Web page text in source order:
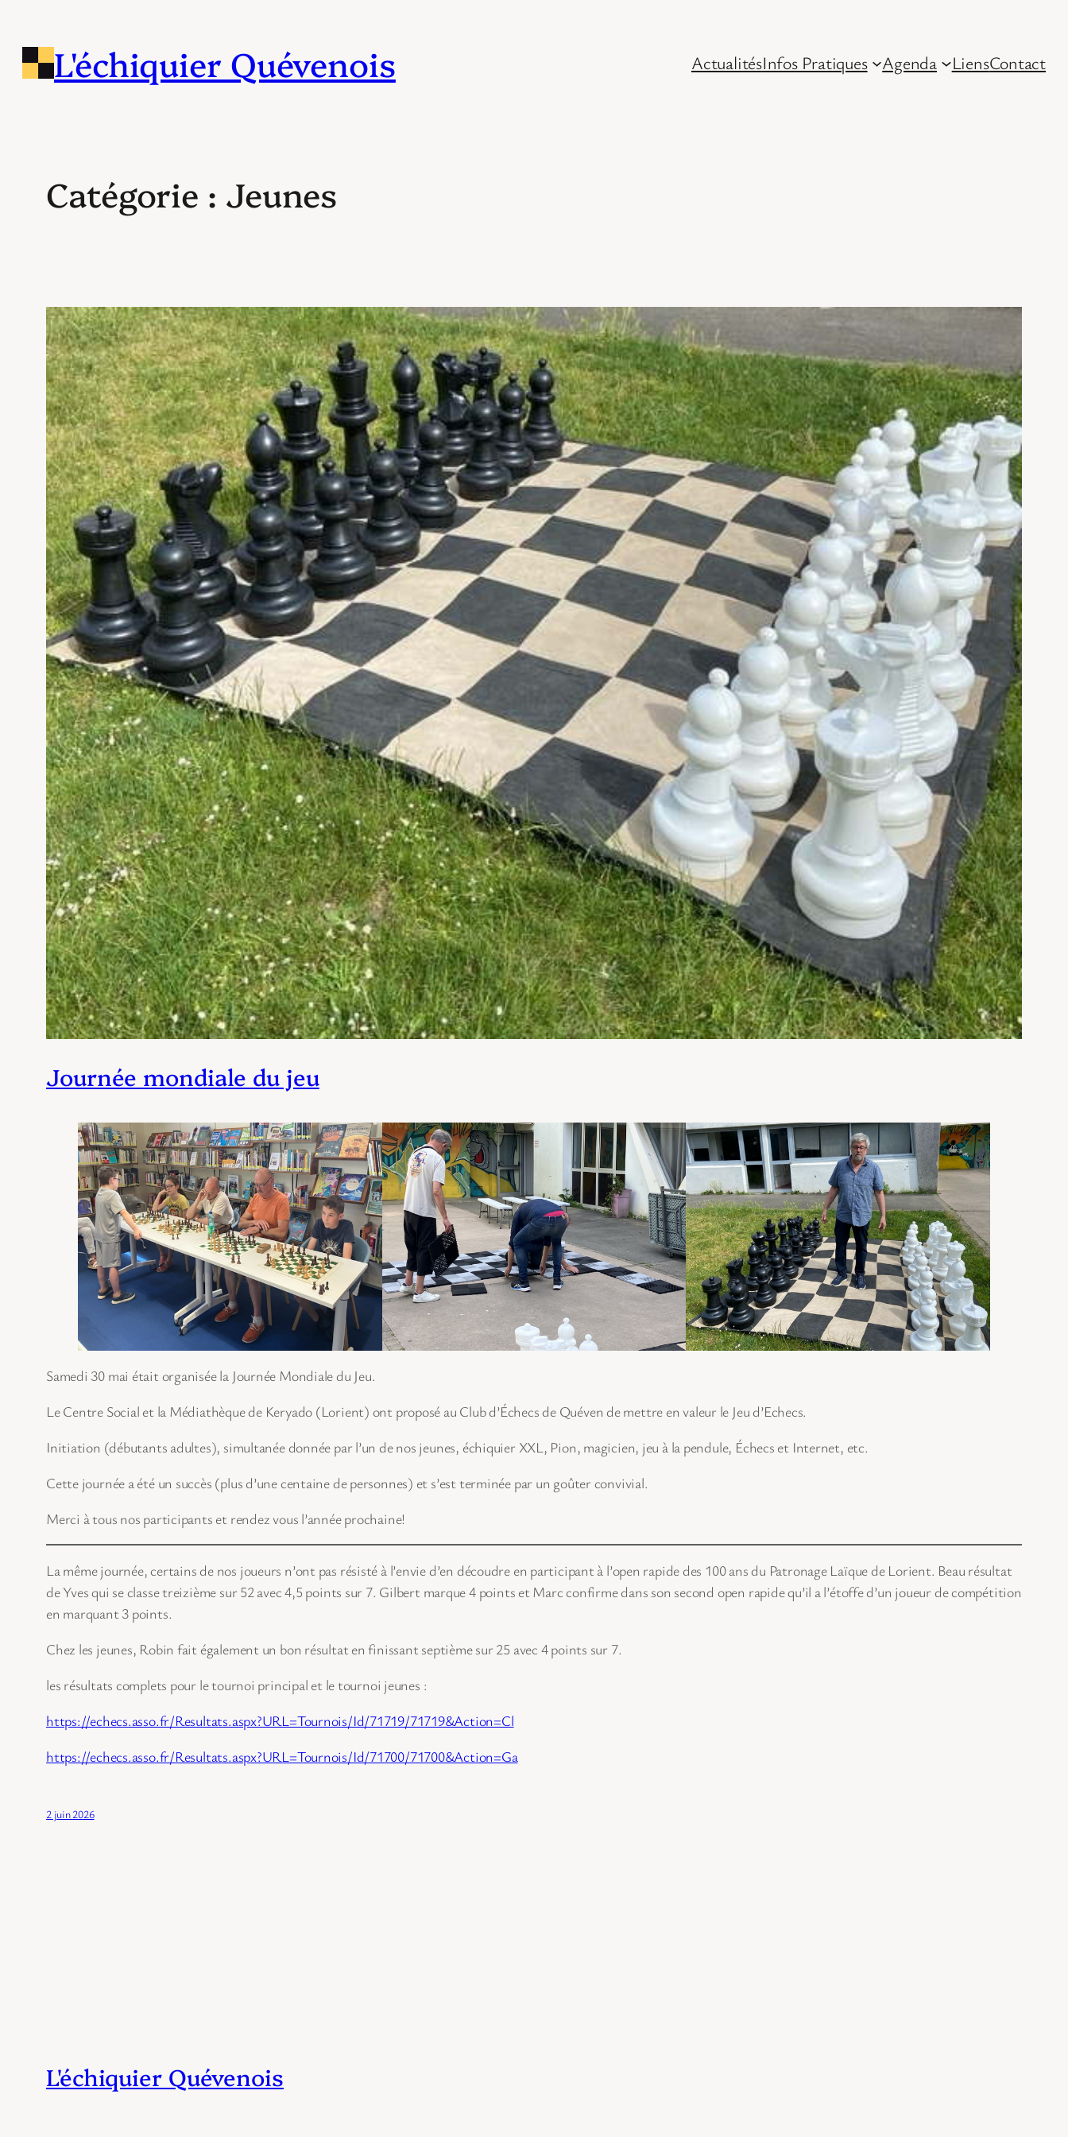
contenuL'échiquier Quévenois ActualitésInfos Pratiques Agenda LiensContact
Catégorie : Jeunes
Journée mondiale du jeu
Samedi 30 mai était organisée la Journée Mondiale du Jeu.
Le Centre Social et la Médiathèque de Keryado (Lorient) ont proposé au Club d’Échecs de Quéven de mettre en valeur le Jeu d’Echecs.
Initiation (débutants adultes), simultanée donnée par l’un de nos jeunes, échiquier XXL, Pion, magicien, jeu à la pendule, Échecs et Internet, etc.
Cette journée a été un succès (plus d’une centaine de personnes) et s’est terminée par un goûter convivial.
Merci à tous nos participants et rendez vous l’année prochaine!
La même journée, certains de nos joueurs n’ont pas résisté à l’envie d’en découdre en participant à l’open rapide des 100 ans du Patronage Laïque de Lorient. Beau résultat
de Yves qui se classe treizième sur 52 avec 4,5 points sur 7. Gilbert marque 4 points et Marc confirme dans son second open rapide qu’il a l’étoffe d’un joueur de compétition
en marquant 3 points.
Chez les jeunes, Robin fait également un bon résultat en finissant septième sur 25 avec 4 points sur 7.
les résultats complets pour le tournoi principal et le tournoi jeunes :
https://echecs.asso.fr/Resultats.aspx?URL=Tournois/Id/71719/71719&Action=Cl
https://echecs.asso.fr/Resultats.aspx?URL=Tournois/Id/71700/71700&Action=Ga
2 juin 2026
L'échiquier Quévenois